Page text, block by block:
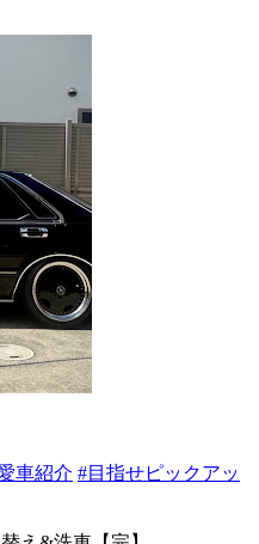
車紹介 #目指せピックアッ